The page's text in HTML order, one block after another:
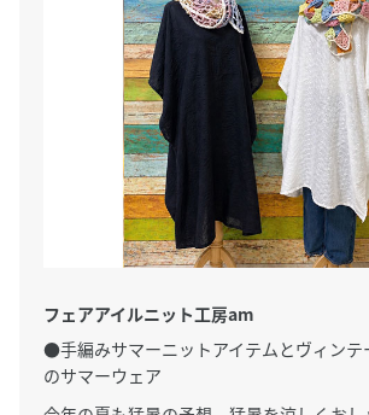
フェアアイルニット工房am
●手編みサマーニットアイテムとヴィンテ
のサマーウェア